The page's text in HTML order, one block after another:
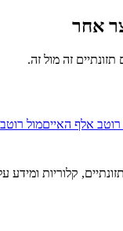
אחר
זה מול זה.
רוטב אלף האייםמול רוטב
קלוריות ומידע